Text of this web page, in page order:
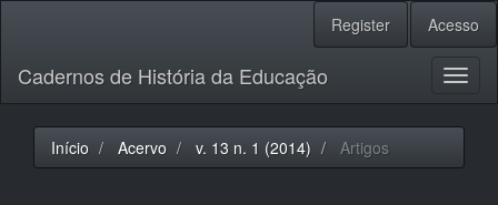
principal
Barra
Lateral
Register Acesso
Cadernos de História da Educação
Início Acervo v. 13 n. 1 (2014) Artigos